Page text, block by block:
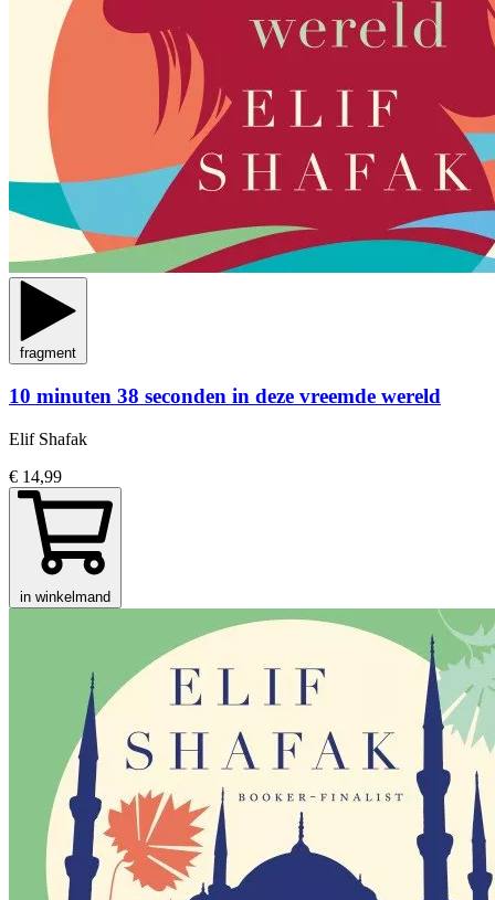
fragment
10 minuten 38 seconden in deze vreemde wereld
Elif Shafak
€ 14,99
in winkelmand